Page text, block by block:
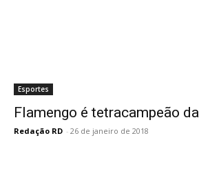
Esportes
Flamengo é tetracampeão
Redação RD - 26 de janeiro de 2018